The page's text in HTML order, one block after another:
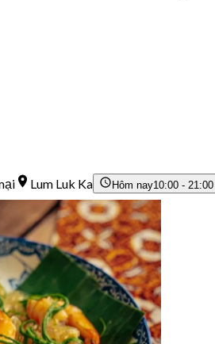
Lum Luk Ka Hôm nay10:00 - 21:00